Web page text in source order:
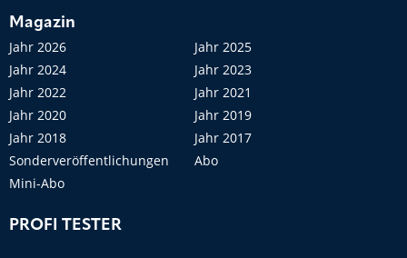
Magazin
Jahr 2026
Jahr 2025
Jahr 2024
Jahr 2023
Jahr 2022
Jahr 2021
Jahr 2020
Jahr 2019
Jahr 2018
Jahr 2017
Sonderveröffentlichungen
Abo
Mini-Abo
PROFI TESTER